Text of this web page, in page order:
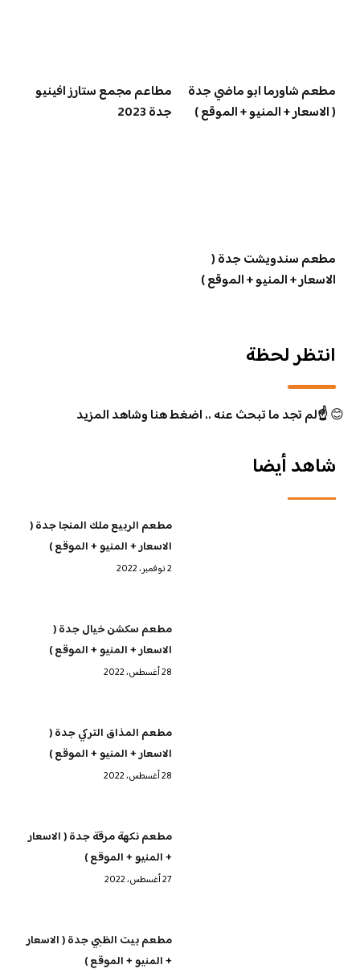
مطعم شاورما ابو ماضي جدة
( الاسعار + المنيو + الموقع )
مطاعم مجمع ستارز افينيو
جدة 2023
مطعم سندويشت جدة (
الاسعار + المنيو + الموقع )
انتظر لحظة
😊☝️لم تجد ما تبحث عنه .. اضغط هنا وشاهد المزيد
شاهد أيضا
مطعم الربيع ملك المنجا جدة (
الاسعار + المنيو + الموقع )
2 نوفمبر، 2022
مطعم سكشن خيال جدة (
الاسعار + المنيو + الموقع )
28 أغسطس، 2022
مطعم المذاق التركي جدة (
الاسعار + المنيو + الموقع )
28 أغسطس، 2022
مطعم نكهة مرقة جدة ( الاسعار
+ المنيو + الموقع )
27 أغسطس، 2022
مطعم بيت الظبي جدة ( الاسعار
+ المنيو + الموقع )